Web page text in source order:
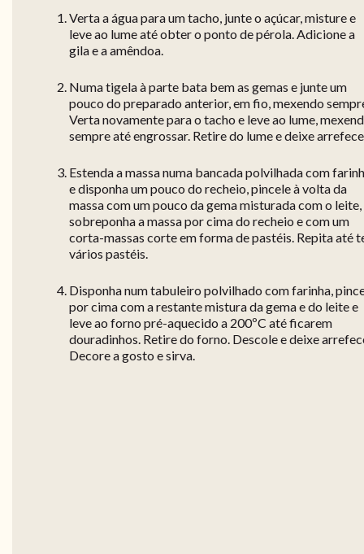
Verta a água para um tacho, junte o açúcar, misture e
leve ao lume até obter o ponto de pérola. Adicione a
gila e a amêndoa.
Numa tigela à parte bata bem as gemas e junte um
pouco do preparado anterior, em fio, mexendo
Verta novamente para o tacho e leve ao lume,
sempre até engrossar. Retire do lume e deixe
Estenda a massa numa bancada polvilhada com
e disponha um pouco do recheio, pincele à volta da
massa com um pouco da gema misturada com o leite,
sobreponha a massa por cima do recheio e com um
corta-massas corte em forma de pastéis. Repita até
vários pastéis.
Disponha num tabuleiro polvilhado com farinha,
por cima com a restante mistura da gema e do leite e
leve ao forno pré-aquecido a 200ºC até ficarem
douradinhos. Retire do forno. Descole e deixe
Decore a gosto e sirva.